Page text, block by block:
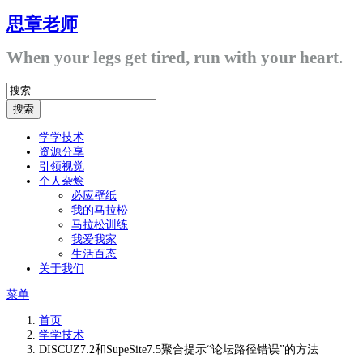
思章老师
When your legs get tired, run with your heart.
学学技术
资源分享
引领视觉
个人杂烩
必应壁纸
我的马拉松
马拉松训练
我爱我家
生活百态
关于我们
菜单
首页
学学技术
DISCUZ7.2和SupeSite7.5聚合提示“论坛路径错误”的方法